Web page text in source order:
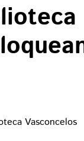
Vasconcelos